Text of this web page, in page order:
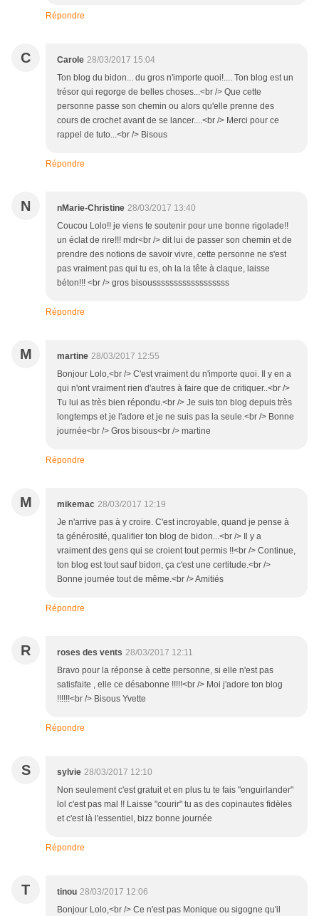
Répondre
C Carole 28/03/2017 15:04
Ton blog du bidon... du gros n'importe quoi!.... Ton blog est un
trésor qui regorge de belles choses...<br /> Que cette
personne passe son chemin ou alors qu'elle prenne des
cours de crochet avant de se lancer....<br /> Merci pour ce
rappel de tuto...<br /> Bisous
Répondre
N nMarie-Christine 28/03/2017 13:40
Coucou Lolo!! je viens te soutenir pour une bonne rigolade!!
un éclat de rire!!! mdr<br /> dit lui de passer son chemin et de
prendre des notions de savoir vivre, cette personne ne s'est
pas vraiment pas qui tu es, oh la la tête à claque, laisse
béton!!! <br /> gros bisoussssssssssssssssss
Répondre
M martine 28/03/2017 12:55
Bonjour Lolo,<br /> C'est vraiment du n'importe quoi. Il y en a
qui n'ont vraiment rien d'autres à faire que de critiquer..<br />
Tu lui as très bien répondu.<br /> Je suis ton blog depuis très
longtemps et je l'adore et je ne suis pas la seule.<br /> Bonne
journée<br /> Gros bisous<br /> martine
Répondre
M mikemac 28/03/2017 12:19
Je n'arrive pas à y croire. C'est incroyable, quand je pense à
ta générosité, qualifier ton blog de bidon...<br /> Il y a
vraiment des gens qui se croient tout permis !!<br /> Continue,
ton blog est tout sauf bidon, ça c'est une certitude.<br />
Bonne journée tout de même.<br /> Amitiés
Répondre
R roses des vents 28/03/2017 12:11
Bravo pour la réponse à cette personne, si elle n'est pas
satisfaite , elle ce désabonne !!!!!<br /> Moi j'adore ton blog
!!!!!!<br /> Bisous Yvette
Répondre
S sylvie 28/03/2017 12:10
Non seulement c'est gratuit et en plus tu te fais "enguirlander"
lol c'est pas mal !! Laisse "courir" tu as des copinautes fidèles
et c'est là l'essentiel, bizz bonne journée
Répondre
T tinou 28/03/2017 12:06
Bonjour Lolo,<br /> Ce n'est pas Monique ou sigogne qu'il